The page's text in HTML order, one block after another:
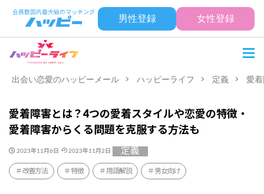
男性登録 女性登録
出会い恋愛のハッピーメール ハッピーライフ 定義 愛
愛着障害とは？4つの愛着スタイルや恋愛の特徴・
愛着障害からくる問題を克服する方法も
2023年11月6日 2023年11月2日 定義
改善方法 特徴 用語解説 男女向け